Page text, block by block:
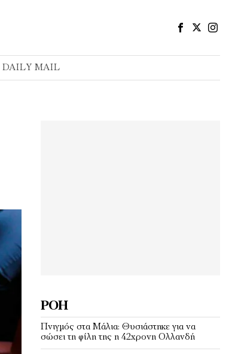
DAILY MAIL
ΡΟΉ
Πνιγμός στα Μάλια: Θυσιάστηκε για να
σώσει τη φίλη της η 42χρονη Ολλανδή